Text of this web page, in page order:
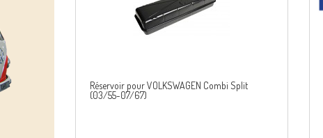
Réservoir pour VOLKSWAGEN Combi Split
(03/55-07/67)